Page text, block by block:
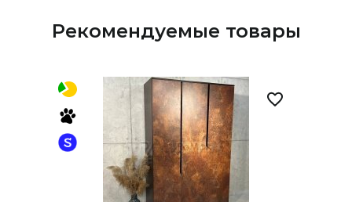
Рекомендуемые товары